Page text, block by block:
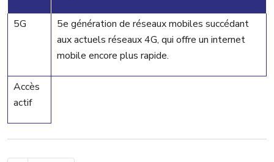
5G
5e génération de réseaux mobiles succédant
aux actuels réseaux 4G, qui offre un internet
mobile encore plus rapide.
Accès
actif